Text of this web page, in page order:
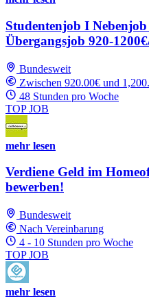
Studentenjob I
Übergangsjob 920-
Bundesweit
Zwischen 920.00€ und
48 Stunden pro Woche
TOP JOB
mehr lesen
Verdiene Geld im
bewerben!
Bundesweit
Nach Vereinbarung
4 - 10 Stunden pro Woche
TOP JOB
mehr lesen